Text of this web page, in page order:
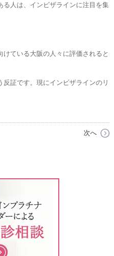
人は、インビザラインに注目を集
ている大阪の人々に評価されると
証です。現にインビザラインのリ
次へ